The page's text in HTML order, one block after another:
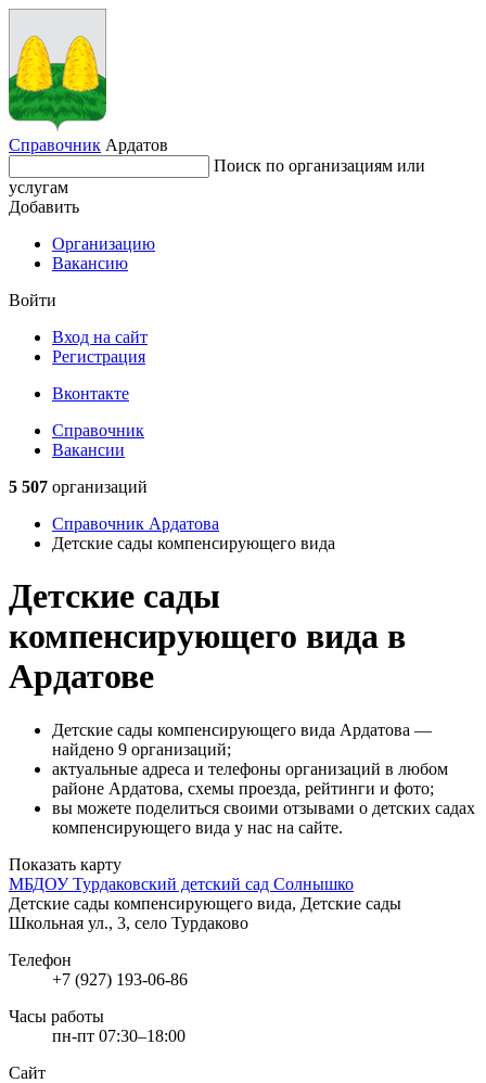
Справочник Ардатов
Поиск по организациям или
услугам
Добавить
Организацию
Вакансию
Войти
Вход на сайт
Регистрация
Вконтакте
Справочник
Вакансии
5 507 организаций
Справочник Ардатова
Детские сады компенсирующего вида
Детские сады
компенсирующего вида в
Ардатове
Детские сады компенсирующего вида Ардатова —
найдено 9 организаций;
актуальные адреса и телефоны организаций в любом
районе Ардатова, схемы проезда, рейтинги и фото;
вы можете поделиться своими отзывами о детских садах
компенсирующего вида у нас на сайте.
Показать карту
МБДОУ Турдаковский детский сад Солнышко
Детские сады компенсирующего вида, Детские сады
Школьная ул., 3, село Турдаково
Телефон
+7 (927) 193-06-86
Часы работы
пн-пт 07:30–18:00
Сайт